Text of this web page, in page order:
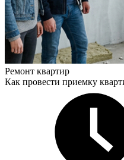
Ремонт квартир
Как провести приемку